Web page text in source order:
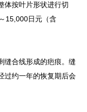
体按叶片形状进行切
15,000日元（含
缝合线形成的疤痕。缝
过约一年的恢复期后会